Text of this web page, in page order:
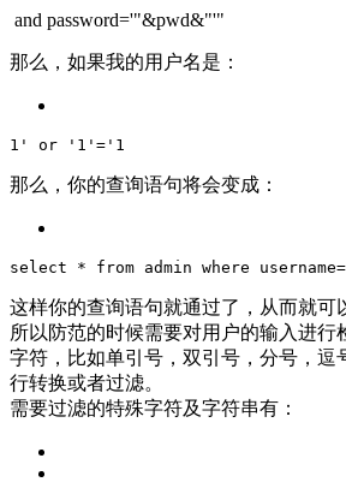
and password='"&pwd&"'"
那么，如果我的用户名是：
1 ' or ' 1 '=' 1
那么，你的查询语句将会变成：
select * from admin where username=
这样你的查询语句就通过了，从而就可
所以防范的时候需要对用户的输入进行
字符，比如单引号，双引号，分号，逗
行转换或者过滤。
需要过滤的特殊字符及字符串有：